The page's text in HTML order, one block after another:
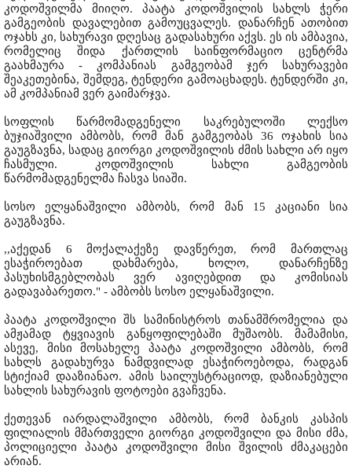
კოდოშვილმა მიიღო. პაატა კოდოშვილის სახლს ჭერი
გამგეობის დავალებით გამოუცვალეს. დანარჩენ ათობით
ოჯახს კი, სახურავი დღესაც გადასახური აქვს. ეს ის ამბავია,
რომელიც შიდა ქართლის საინფორმაციო ცენტრმა
გაახმაურა - კომპანიას გამგეობამ ჯერ სახურავები
შეაკეთებინა, შემდეგ, ტენდერი გამოაცხადეს. ტენდერში კი,
ამ კომპანიამ ვერ გაიმარჯვა.
სოფლის წარმომადგენელი საკრებულოში ლექსო
ბუჯიაშვილი ამბობს, რომ მან გამგეობას 36 ოჯახის სია
გაუგზავნა, სადაც გიორგი კოდოშვილის ძმის სახლი არ იყო
ჩასმული. კოდოშვილის სახლი გამგეობის
წარმომადგენელმა ჩასვა სიაში.
სოსო ელყანაშვილი ამბობს, რომ მან 15 კაციანი სია
გაუგზავნა.
,,აქედან 6 მოქალაქეზე დავწერეთ, რომ მართლაც
ესაჭიროებათ დახმარება, ხოლო, დანარჩენზე
პასუხისმგებლობას ვერ ავიღებდით და კომისიას
გადავაბარეთო." - ამბობს სოსო ელყანაშვილი.
პაატა კოდოშვილი შს სამინისტროს თანამშრომელია და
ამჟამად ტყვიავის განყოფილებაში მუშაობს. მამამისი,
ასევე, მისი მოსახელე პაატა კოდოშვილი ამბობს, რომ
სახლს გადახურვა ნამდვილად ესაჭიროებოდა, რადგან
სტიქიამ დააზიანაო. ამის საილუსტრაციოდ, დაზიანებული
სახლის სახურავის ფოტოები გვაჩვენა.
ქეთევან იარდალაშვილი ამბობს, რომ ბანკის კასპის
ფილიალის მმართველი გიორგი კოდოშვილი და მისი ძმა,
პოლიციელი პაატა კოდოშვილი მისი შვილის ძმაკაცები
არიან.